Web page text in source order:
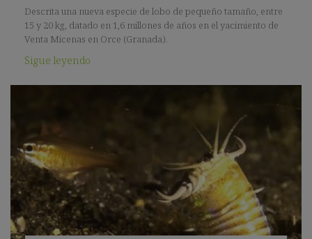
Descrita una nueva especie de lobo de pequeño tamaño, entre
15 y 20 kg, datado en 1,6 millones de años en el yacimiento de
Venta Micenas en Orce (Granada).
Sigue leyendo